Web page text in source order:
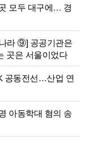
모두 대구에… 경
라 ⑨] 공공기관은
곳은 서울이었다
공동전선…산업 연
아동학대 혐의 송